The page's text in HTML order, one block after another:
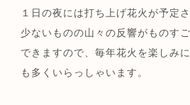
１日の夜には打ち上げ花火が予定
少ないものの山々の反響がものす
できますので、毎年花火を楽しみ
も多くいらっしゃいます。